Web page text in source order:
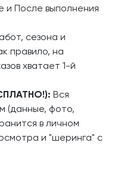
и После выполнения
сезона и
правило, на
хватает 1-й
Вся
(данные, фото,
в личном
и "шеринга" с